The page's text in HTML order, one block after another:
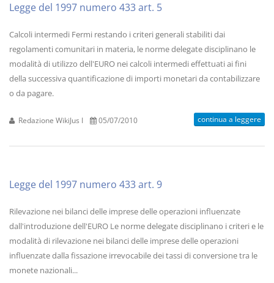
Legge del 1997 numero 433 art. 5
Calcoli intermedi Fermi restando i criteri generali stabiliti dai
regolamenti comunitari in materia, le norme delegate disciplinano le
modalità di utilizzo dell'EURO nei calcoli intermedi effettuati ai fini
della successiva quantificazione di importi monetari da contabilizzare
o da pagare.
Redazione WikiJus I 05/07/2010 continua a leggere
Legge del 1997 numero 433 art. 9
Rilevazione nei bilanci delle imprese delle operazioni influenzate
dall'introduzione dell'EURO Le norme delegate disciplinano i criteri e le
modalità di rilevazione nei bilanci delle imprese delle operazioni
influenzate dalla fissazione irrevocabile dei tassi di conversione tra le
monete nazionali...